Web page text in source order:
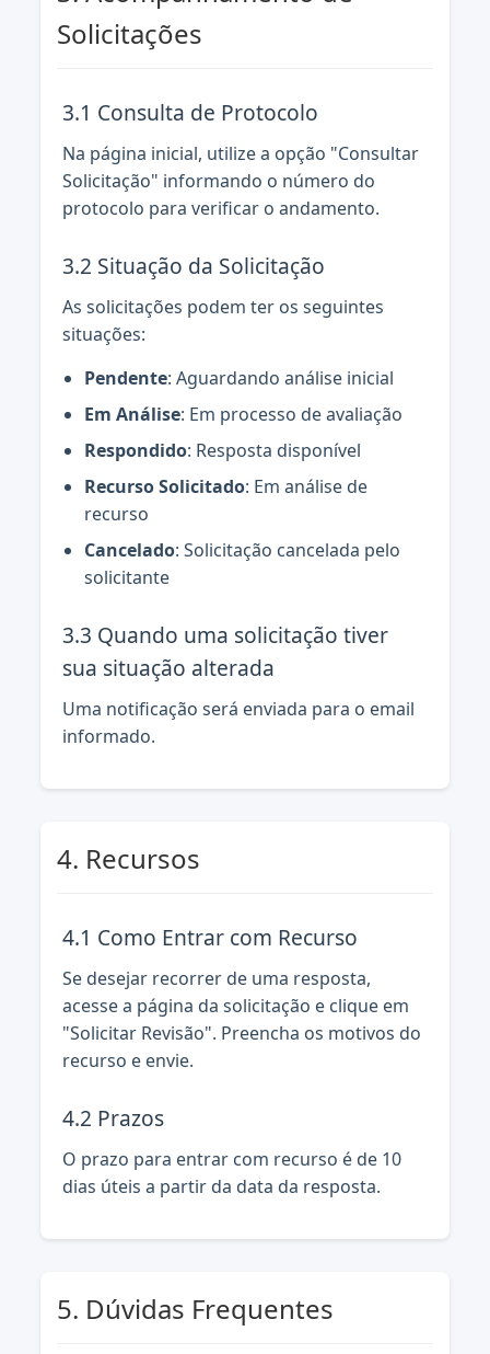
Solicitações
3.1 Consulta de Protocolo
Na página inicial, utilize a opção "Consultar
Solicitação" informando o número do
protocolo para verificar o andamento.
3.2 Situação da Solicitação
As solicitações podem ter os seguintes
situações:
Pendente: Aguardando análise inicial
Em Análise: Em processo de avaliação
Respondido: Resposta disponível
Recurso Solicitado: Em análise de
recurso
Cancelado: Solicitação cancelada pelo
solicitante
3.3 Quando uma solicitação tiver
sua situação alterada
Uma notificação será enviada para o email
informado.
4. Recursos
4.1 Como Entrar com Recurso
Se desejar recorrer de uma resposta,
acesse a página da solicitação e clique em
"Solicitar Revisão". Preencha os motivos do
recurso e envie.
4.2 Prazos
O prazo para entrar com recurso é de 10
dias úteis a partir da data da resposta.
5. Dúvidas Frequentes